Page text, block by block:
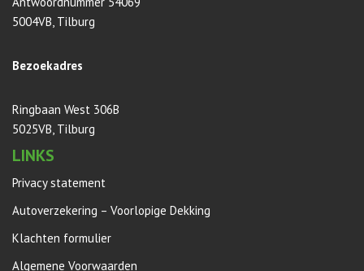
5004VB, Tilburg
Bezoekadres
Ringbaan West 306B
5025VB, Tilburg
LINKS
Privacy statement
Autoverzekering – Voorlopige Dekking
Klachten formulier
Algemene Voorwaarden